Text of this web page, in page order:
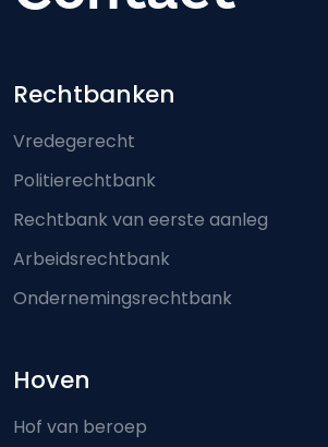
Footer-menu
Rechtbanken
Vredegerecht
Politierechtbank
Rechtbank van eerste aanleg
Arbeidsrechtbank
Ondernemingsrechtbank
Hoven
Hof van beroep